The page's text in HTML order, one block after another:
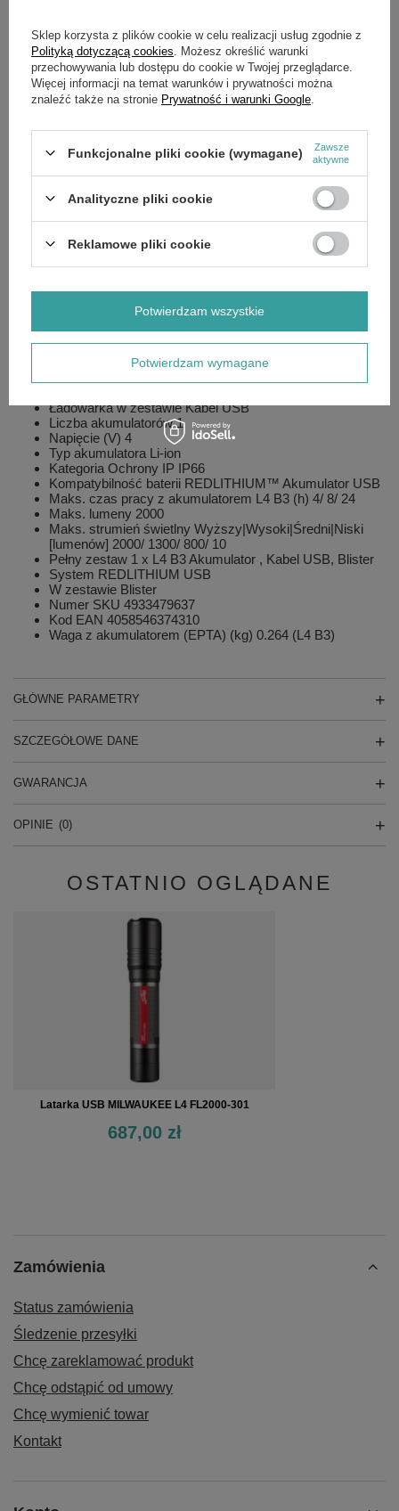
Cechy szczególne L4 FL2000-301:
Oświetlenie TRUEVIEW o wysokiej rozdzielczości o
mocy do 2000 lumenów i odległości wiązki 200 m
ostrości, co pozwala na szybkie i łatwe dostosowanie
wielkości i intensywności wiązki
Tylny przełącznik, aby sprostać oczekiwaniom
dotyczących uchwytu
Stopień ochrony IP66 przed bryzgającą wodą i kurzem
Zdejmowany metalowy klips dla optymalnego mocowania
Kontrolka stanu naładowania oraz funkcja bezpiecznego
migania pozwalają użytkownikowi końcowemu być
informowanym o niskim stanie baterii
Wygodne ładowanie baterii REDLITHIUM USB
Wytrzymały pleciony kabel micro-USB z metalowymi
końcówkami
Ładowarka w zestawie Kabel USB
Liczba akumulatorów 1
Napięcie (V) 4
Typ akumulatora Li-ion
Kategoria Ochrony IP IP66
Kompatybilność baterii REDLITHIUM™ Akumulator USB
Maks. czas pracy z akumulatorem L4 B3 (h) 4/ 8/ 24
Maks. lumeny 2000
Maks. strumień świetlny Wyższy|Wysoki|Średni|Niski
[lumenów] 2000/ 1300/ 800/ 10
Pełny zestaw 1 x L4 B3 Akumulator , Kabel USB, Blister
System REDLITHIUM USB
W zestawie Blister
Numer SKU 4933479637
Kod EAN 4058546374310
Waga z akumulatorem (EPTA) (kg) 0.264 (L4 B3)
GŁÓWNE PARAMETRY
SZCZEGÓŁOWE DANE
GWARANCJA
OPINIE (0)
OSTATNIO OGLĄDANE
Latarka USB MILWAUKEE L4 FL2000-301
687,00 zł
Zamówienia
Status zamówienia
Śledzenie przesyłki
Chcę zareklamować produkt
Chcę odstąpić od umowy
Chcę wymienić towar
Kontakt
Sklep korzysta z plików cookie w celu realizacji usług zgodnie z
Polityką dotyczącą cookies . Możesz określić warunki
przechowywania lub dostępu do cookie w Twojej przeglądarce.
Więcej informacji na temat warunków i prywatności można
znaleźć także na stronie Prywatność i warunki Google
Funkcjonalne pliki cookie (wymagane)
Zawsze
aktywne
Analityczne pliki cookie
Reklamowe pliki cookie
Potwierdzam wymagane
Potwierdzam wszystkie